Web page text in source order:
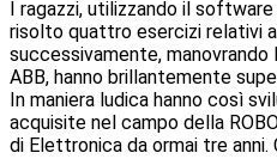
I ragazzi, utilizzando il software
risolto quattro esercizi relativi
successivamente,
ABB, hanno brillantemente
In maniera ludica hanno così
acquisite nel campo della
di Elettronica da ormai tre anni.